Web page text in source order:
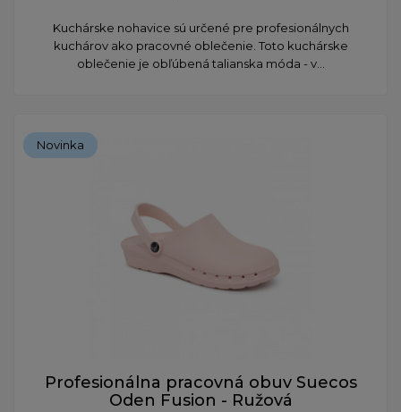
Kuchárske nohavice sú určené pre profesionálnych
kuchárov ako pracovné oblečenie. Toto kuchárske
oblečenie je obľúbená talianska móda - v...
Novinka
Profesionálna pracovná obuv Suecos
Oden Fusion - Ružová